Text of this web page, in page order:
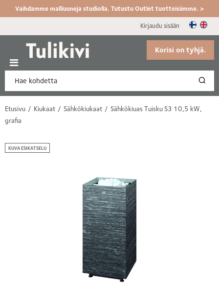
Vaihdamme malliuuneja studiolla. Tutustu Outlet tuotteisiimme. >
Kirjaudu sisään
Korisi on tyhjä.
Etusivu Kiukaat Sähkökiukaat
Sähkökiuas Tuisku S3 10,5 kW,
grafia
KUVA ESIKATSELU